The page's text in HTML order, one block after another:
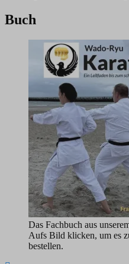
Buch
Das Fachbuch aus
Aufs Bild klicken, um es
bestellen.